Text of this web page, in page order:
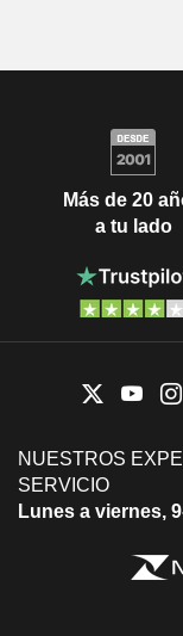
Más de 20
a tu lado
NUESTROS
SERVICIO
Lunes a viernes,